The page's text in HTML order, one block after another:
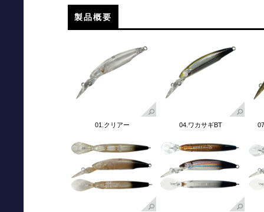
製品概要
01.クリアー 04.ワカサギBT